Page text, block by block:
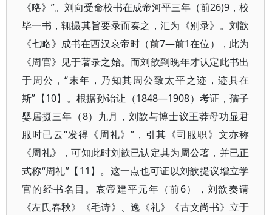
《略》”。刘向受命校书在成帝河平三年（前26)9，校
毕一书，辄撮其旨要录而奏之，汇为《别录》。刘歆
《七略》成书在西汉哀帝时（前7—前1在位），此为
《周官》见于著录之始。而刘歆到晚年才认定此书出
于周公，“末年，乃知其周公致太平之迹，迹具在
斯”【10】。根据孙诒让（1848—1908）考证，孺子
婴居摄三年（8）九月，刘歆与博士议王莽母功显君
服时已云“发得《周礼》”，引其《司服职》文亦称
《周礼》，可知此时刘歆已认定其为周公著，并已正
式称“周礼”【11】。这一点也可证以刘歆提议增立学
官的经书名目。哀帝建平元年（前6），刘歆奏请
《左氏春秋》《毛诗》、逸《礼》《古文尚书》立于